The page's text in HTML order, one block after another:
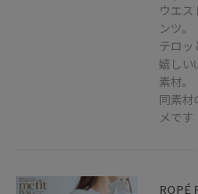
ウエス
ンツ。
テロッ
嬉しい
素材。
同素材
メです
ROPÉ